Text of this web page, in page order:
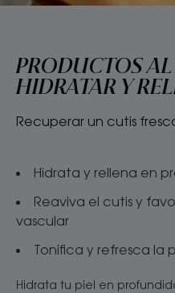
PRODUCTOS
HIDRATAR Y
Recuperar un cutis
Hidrata y rellena en
Reaviva el cutis y
vascular
Tonifica y refresca la
Hidrata tu piel en